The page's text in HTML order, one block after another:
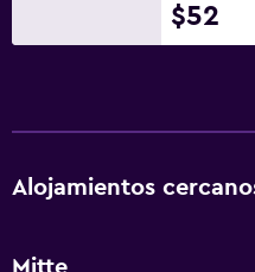
$52
Alojamientos
Mitte